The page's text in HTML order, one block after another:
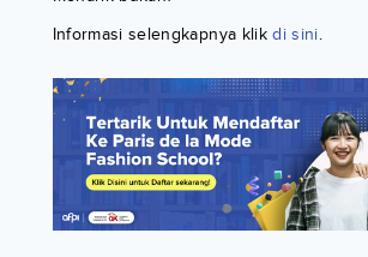
Informasi selengkapnya klikdi sini.